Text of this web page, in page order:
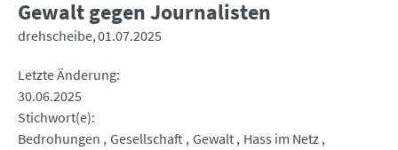
Gewalt gegen Journalisten
drehscheibe 01.07.2025
Letzte Änderung
30.06.2025
Stichwort(e)
Bedrohungen Gesellschaft Gewalt Hass im Netz